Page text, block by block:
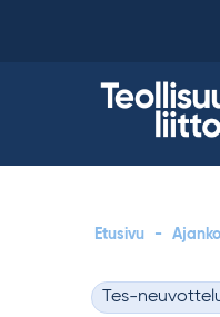
Etusivu -
Kategoriat
Tes-